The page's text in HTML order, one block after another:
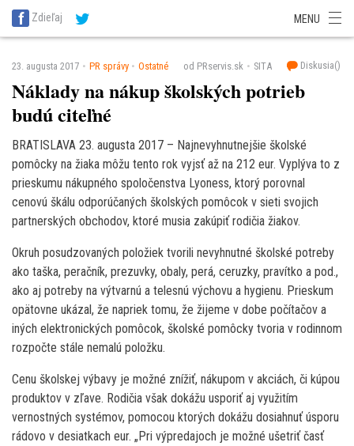
SITA Energetika
SITA Potravinárstvo
Zdieľaj MENU
23. augusta 2017 PR správy Ostatné od PRservis.sk SITA Diskusia()
Náklady na nákup školských potrieb
budú citeľné
BRATISLAVA 23. augusta 2017 – Najnevyhnutnejšie školské
pomôcky na žiaka môžu tento rok vyjsť až na 212 eur. Vyplýva to z
prieskumu nákupného spoločenstva Lyoness, ktorý porovnal
cenovú škálu odporúčaných školských pomôcok v sieti svojich
partnerských obchodov, ktoré musia zakúpiť rodičia žiakov.
Okruh posudzovaných položiek tvorili nevyhnutné školské potreby
ako taška, peračník, prezuvky, obaly, perá, ceruzky, pravítko a pod.,
ako aj potreby na výtvarnú a telesnú výchovu a hygienu. Prieskum
opätovne ukázal, že napriek tomu, že žijeme v dobe počítačov a
iných elektronických pomôcok, školské pomôcky tvoria v rodinnom
rozpočte stále nemalú položku.
Cenu školskej výbavy je možné znížiť, nákupom v akciách, či kúpou
produktov v zľave. Rodičia však dokážu usporiť aj využitím
vernostných systémov, pomocou ktorých dokážu dosiahnuť úsporu
rádovo v desiatkach eur. „Pri výpredajoch je možné ušetriť časť